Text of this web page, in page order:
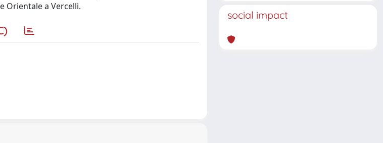
Orientale a Vercelli.
social impact